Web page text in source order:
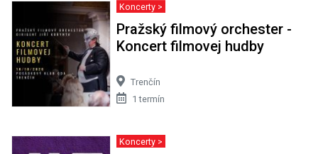
Koncerty >
Pražský filmový orchester -
Koncert filmovej hudby
Trenčín
1 termín
Koncerty >